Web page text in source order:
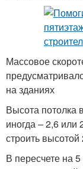
Массовое
на зданиях
Высота потолка
иногда – 2,6
строить высотой
В пересчете на